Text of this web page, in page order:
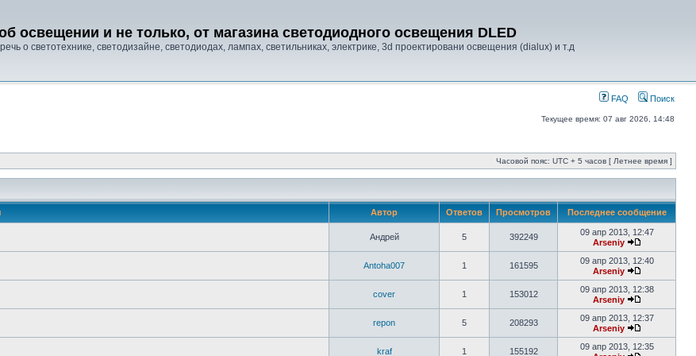
освещении и не только, от магазина светодиодного освещения DLED
о светотехнике, светодизайне, светодиодах, лампах, светильниках, электрике, 3d проектировани освещения (dialux) и т.д
FAQ Поиск
Текущее время: 07 авг 2026, 14:48
Часовой пояс: UTC + 5 часов [ Летнее время ]
Автор Ответов Просмотров Последнее сообщение
Андрей 5 392249
09 апр 2013, 12:47
Arseniy
Antoha007 1 161595
09 апр 2013, 12:40
Arseniy
cover 1 153012
09 апр 2013, 12:38
Arseniy
repon 5 208293
09 апр 2013, 12:37
Arseniy
kraf 1 155192
09 апр 2013, 12:35